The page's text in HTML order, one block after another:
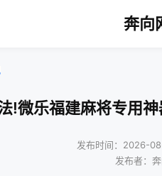
奔向
!微乐福建麻将专用
发布时间：2026-
发布者：